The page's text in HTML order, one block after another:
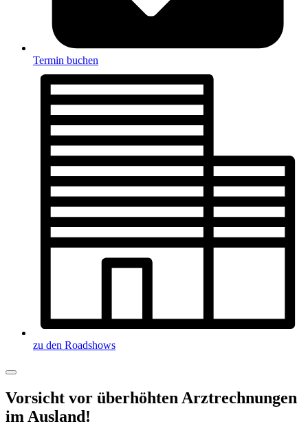
Termin buchen
zu den Roadshows
Vorsicht vor überhöhten Arztrechnungen
im Ausland!